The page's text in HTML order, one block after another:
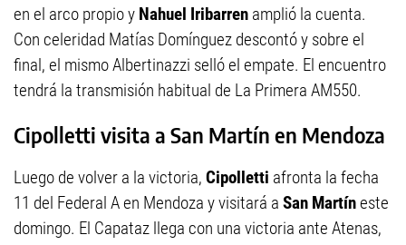
en el arco propio y Nahuel Iribarren amplió la cuenta.
Con celeridad Matías Domínguez descontó y sobre el
final, el mismo Albertinazzi selló el empate. El encuentro
tendrá la transmisión habitual de La Primera AM550.
Cipolletti visita a San Martín en Mendoza
Luego de volver a la victoria, Cipolletti afronta la fecha
11 del Federal A en Mendoza y visitará a San Martíneste
domingo. El Capataz llega con una victoria ante Atenas,